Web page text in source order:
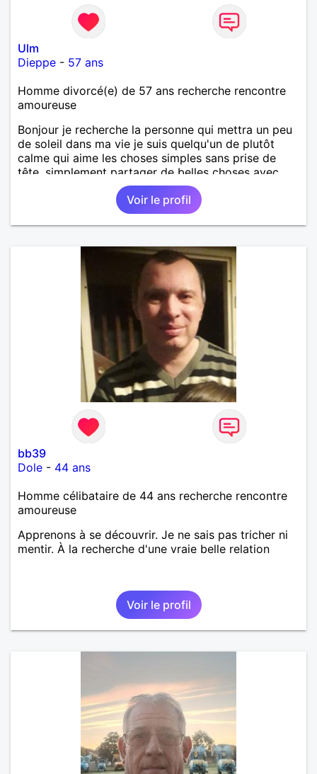
Ulm
Dieppe - 57 ans
Homme divorcé(e) de 57 ans recherche rencontre
amoureuse
Bonjour je recherche la personne qui mettra un peu
de soleil dans ma vie je suis quelqu'un de plutôt
calme qui aime les choses simples sans prise de
tête, simplement partager de belles choses avec
une personne qui me ressemble .
Voir le profil
bb39
Dole - 44 ans
Homme célibataire de 44 ans recherche rencontre
amoureuse
Apprenons à se découvrir. Je ne sais pas tricher ni
mentir. À la recherche d'une vraie belle relation
Voir le profil